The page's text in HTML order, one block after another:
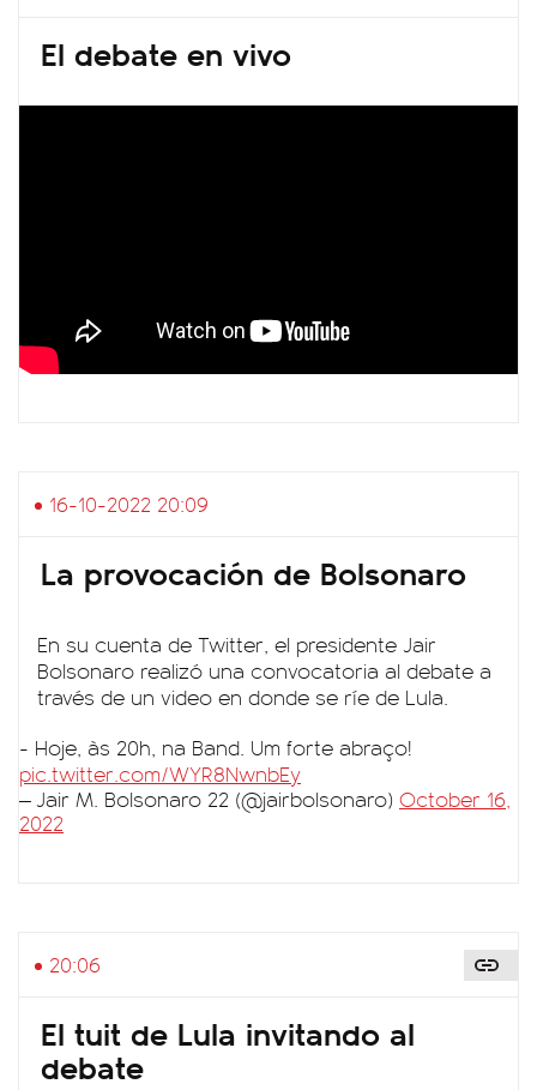
El debate en vivo
16-10-2022 20:09
La provocación de Bolsonaro
En su cuenta de Twitter, el presidente Jair
Bolsonaro realizó una convocatoria al debate a
través de un video en donde se ríe de Lula.
- Hoje, às 20h, na Band. Um forte abraço!
pic.twitter.com/WYR8NwnbEy
— Jair M. Bolsonaro 22 (@jairbolsonaro) October 16,
2022
20:06
El tuit de Lula invitando al
debate